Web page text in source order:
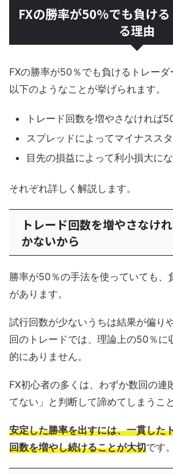
FXの勝率が50%でも負け
る理由
FXの勝率が50％でも負けるトレーダ
以下のようなことが挙げられます。
トレード回数を増やさなければ
スプレッドによってマイナスス
目先の損益によって利小損大に
それぞれ詳しく解説します。
トレード回数を増やさなけ
かないから
勝率が50％の手法を使っていても、
があります。
試行回数が少ないうちは結果が偏り
回のトレードでは、理論上の50％に
的にありません。
FX初心者の多くは、わずか数回の連
てない」と判断して諦めてしまうこ
安定した勝率を出すには、一貫した
回数を増やし続けることが大切です。